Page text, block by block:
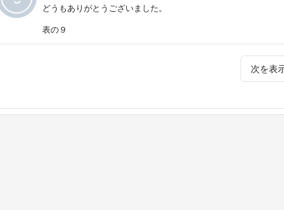
どうもありがとうございました。
表の９
次を表